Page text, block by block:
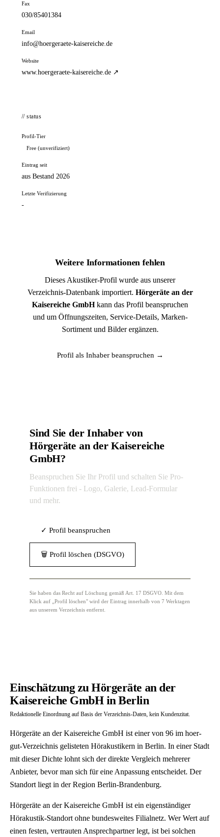
Fax
030/85401384
Email
info@hoergeraete-kaisereiche.de
Website
www.hoergeraete-kaisereiche.de ↗
// status
Profil-Tier
Free (unverifiziert)
Eintrag seit
aus Bestand 2026
Letzte Verifizierung
-
Weitere Informationen fehlen
Dieses Akustiker-Profil wurde aus unserer
Verzeichnis-Datenbank importiert. Hörgeräte an der
Kaisereiche GmbHkann das Profil beanspruchen
und um Öffnungszeiten, Service-Details, Marken-
Sortiment und Bilder ergänzen.
Profil als Inhaber beanspruchen →
Sind Sie der Inhaber von
Hörgeräte an der Kaisereiche
GmbH?
Beanspruchen Sie Ihr Profil und schalten Sie Pro-
Funktionen frei - Logo, Galerie, Lead-Formular
und mehr.
✓ Profil beanspruchen
🗑 Profil löschen (DSGVO)
Sie haben das Recht auf Löschung gemäß Art. 17 DSGVO. Mit dem
Klick auf „Profil löschen" wird der Eintrag innerhalb von 7 Werktagen
aus unserem Verzeichnis entfernt.
Einschätzung zu Hörgeräte an der
Kaisereiche GmbH in Berlin
Redaktionelle Einordnung auf Basis der Verzeichnis-Daten, kein Kundenzitat.
Hörgeräte an der Kaisereiche GmbH ist einer von 96 im hoer-
gut-Verzeichnis gelisteten Hörakustikern in Berlin. In einer Stadt
mit dieser Dichte lohnt sich der direkte Vergleich mehrerer
Anbieter, bevor man sich für eine Anpassung entscheidet. Der
Standort liegt in der Region Berlin-Brandenburg.
Hörgeräte an der Kaisereiche GmbH ist ein eigenständiger
Hörakustik-Standort ohne bundesweites Filialnetz. Wer Wert auf
einen festen, vertrauten Ansprechpartner legt, ist bei solchen